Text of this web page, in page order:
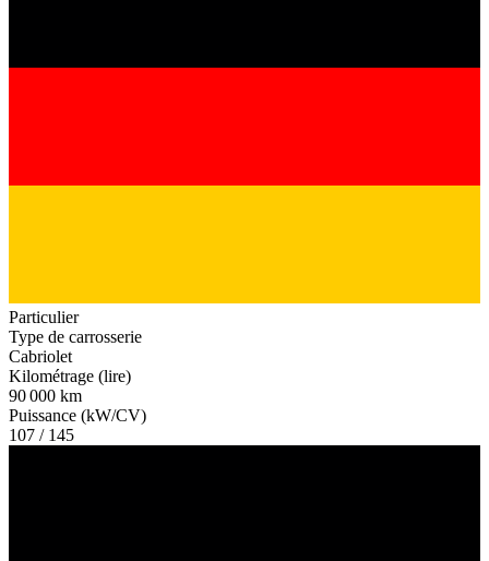
Particulier
Type de carrosserie
Cabriolet
Kilométrage (lire)
90 000 km
Puissance (kW/CV)
107 / 145